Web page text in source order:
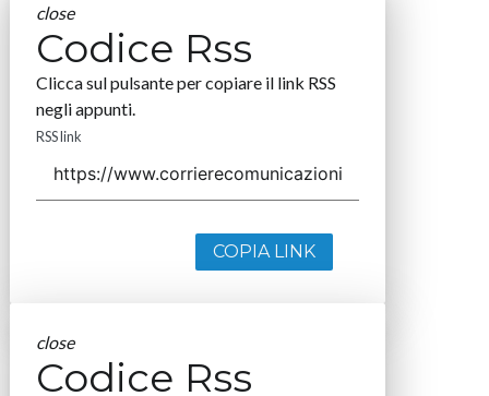
close
Codice Rss
Clicca sul pulsante per copiare il link RSS
negli appunti.
RSS link
COPIA LINK
close
Codice Rss